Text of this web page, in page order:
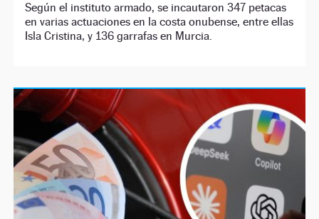
Según el instituto armado, se incautaron 347 petacas
en varias actuaciones en la costa onubense, entre ellas
Isla Cristina, y 136 garrafas en Murcia.